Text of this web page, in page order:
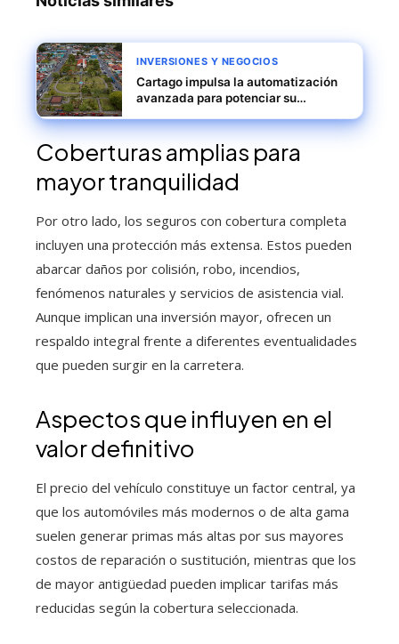
INVERSIONES Y NEGOCIOS
Cartago impulsa la automatización
avanzada para potenciar su
Coberturas amplias para
mayor tranquilidad
Por otro lado, los seguros con cobertura completa
incluyen una protección más extensa. Estos pueden
abarcar daños por colisión, robo, incendios,
fenómenos naturales y servicios de asistencia vial.
Aunque implican una inversión mayor, ofrecen un
respaldo integral frente a diferentes eventualidades
que pueden surgir en la carretera.
Aspectos que influyen en el
valor definitivo
El precio del vehículo constituye un factor central, ya
que los automóviles más modernos o de alta gama
suelen generar primas más altas por sus mayores
costos de reparación o sustitución, mientras que los
de mayor antigüedad pueden implicar tarifas más
reducidas según la cobertura seleccionada.